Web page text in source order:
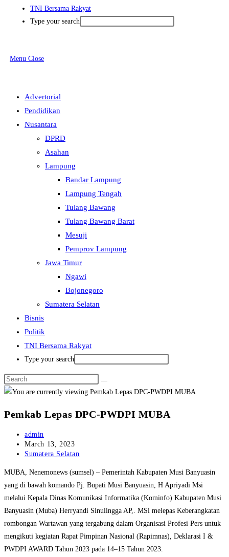
TNI Bersama Rakyat
Type your search
Menu Close
Advertorial
Pendidikan
Nusantara
DPRD
Asahan
Lampung
Bandar Lampung
Lampung Tengah
Tulang Bawang
Tulang Bawang Barat
Mesuji
Pemprov Lampung
Jawa Timur
Ngawi
Bojonegoro
Sumatera Selatan
Bisnis
Politik
TNI Bersama Rakyat
Type your search
Pemkab Lepas DPC-PWDPI MUBA
Post
author:
admin
Post
published:
March 13, 2023
Post
Sumatera Selatan
MUBA, Nenemonews (sumsel) – Pemerintah Kabupaten Musi Banyuasin
yang di bawah komando Pj. Bupati Musi Banyuasin, H Apriyadi Msi
melalui Kepala Dinas Komunikasi Informatika (Kominfo) Kabupaten Musi
Banyuasin (Muba) Herryandi Sinulingga AP,. MSi melepas Keberangkatan
rombongan Wartawan yang tergabung dalam Organisasi Profesi Pers untuk
mengikuti kegiatan Rapat Pimpinan Nasional (Rapimnas), Deklarasi I &
PWDPI AWARD Tahun 2023 pada 14–15 Tahun 2023.